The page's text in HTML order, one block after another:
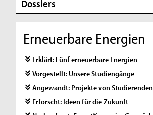
Dossiers
Erneuerbare Energien
Erklärt: Fünf erneuerbare Energien
Vorgestellt: Unsere Studiengänge
Angewandt: Projekte von Studierenden
Erforscht: Ideen für die Zukunft